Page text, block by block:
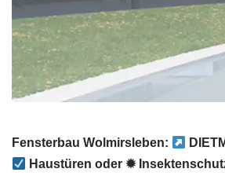
Fensterbau Wolmirsleben:
Haustüren oder ✹